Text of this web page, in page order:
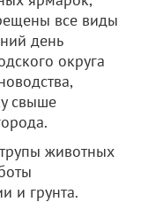
все виды
день
округа
свыше
животных
и грунта.